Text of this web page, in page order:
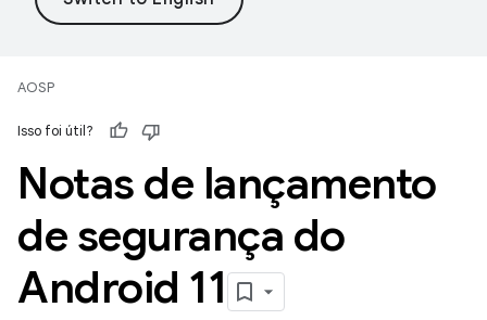
AOSP
Isso foi útil?
Notas de lançamento
de segurança do
Android 11